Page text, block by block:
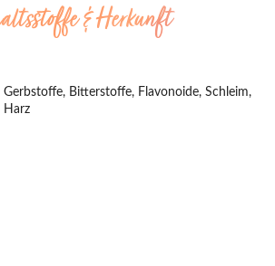
& Herkunft
Gerbstoffe, Bitterstoffe, Flavonoide, Schleim,
Harz